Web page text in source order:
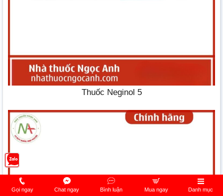
Thuốc Neginol 5
Gọi ngay Chat ngay Bình luận Mua ngay Danh mục